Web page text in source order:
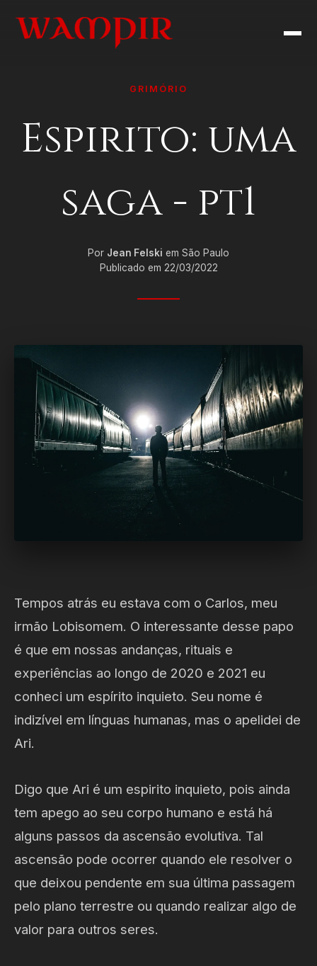
GRIMÓRIO
Espirito: uma
saga - pt1
Por Jean Felski em São Paulo
Publicado em 22/03/2022
Tempos atrás eu estava com o Carlos, meu
irmão Lobisomem. O interessante desse papo
é que em nossas andanças, rituais e
experiências ao longo de 2020 e 2021 eu
conheci um espírito inquieto. Seu nome é
indizível em línguas humanas, mas o apelidei de
Ari.
Digo que Ari é um espirito inquieto, pois ainda
tem apego ao seu corpo humano e está há
alguns passos da ascensão evolutiva. Tal
ascensão pode ocorrer quando ele resolver o
que deixou pendente em sua última passagem
pelo plano terrestre ou quando realizar algo de
valor para outros seres.